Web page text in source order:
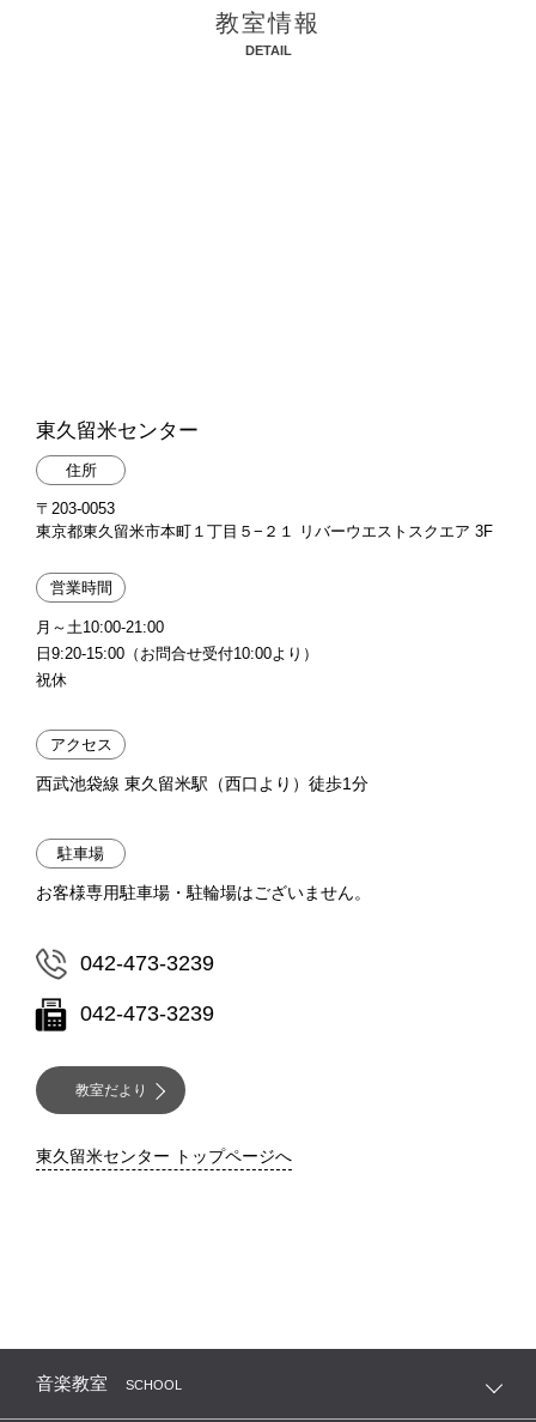
教室情報
DETAIL
東久留米センター
住所
〒203-0053
東京都東久留米市本町１丁目５−２１ リバーウエストスクエア 3F
営業時間
月～土10:00-21:00
日9:20-15:00（お問合せ受付10:00より）
祝休
アクセス
西武池袋線 東久留米駅（西口より）徒歩1分
駐車場
お客様専用駐車場・駐輪場はございません。
042-473-3239
042-473-3239
教室だより
東久留米センター トップページへ
音楽教室 SCHOOL